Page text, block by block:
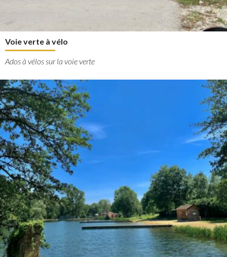
Voie verte à vélo
Ados à vélos sur la voie verte